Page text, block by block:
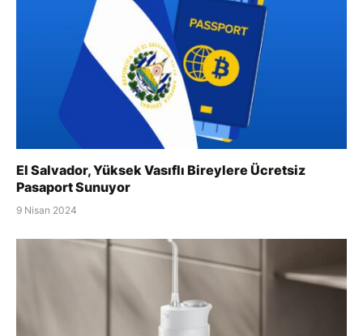
El Salvador, Yüksek Vasıflı Bireylere Ücretsiz
Pasaport Sunuyor
9 Nisan 2024